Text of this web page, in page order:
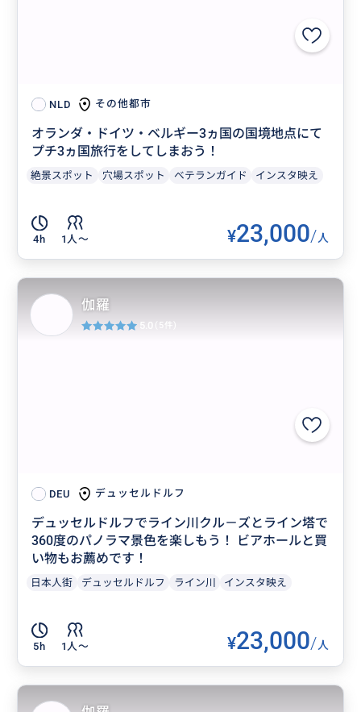
NLD その他都市
オランダ・ドイツ・ベルギー3ヵ国の国境地点にて
プチ3ヵ国旅行をしてしまおう！
絶景スポット 穴場スポット ベテランガイド インスタ映え
4h 1人〜 ¥23,000/人
DEU デュッセルドルフ
デュッセルドルフでライン川クル－ズとライン塔で
360度のパノラマ景色を楽しもう！ ビアホールと買
い物もお薦めです！
日本人街 デュッセルドルフ ライン川 インスタ映え
5h 1人〜 ¥23,000/人
伽羅
5.0 (5件)